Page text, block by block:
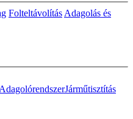
Folteltávolítás Adagolás és
Járműtisztítás